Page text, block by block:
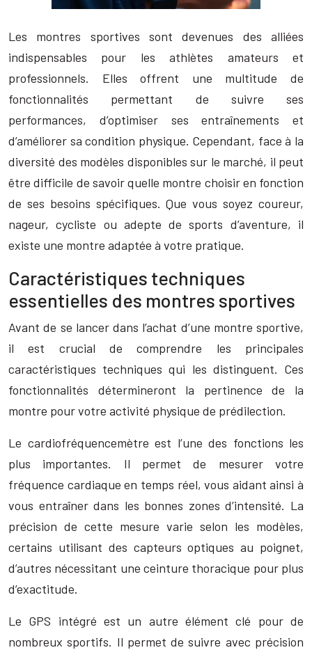
Les montres sportives sont devenues des alliées
indispensables pour les athlètes amateurs et
professionnels. Elles offrent une multitude de
fonctionnalités permettant de suivre ses
performances, d’optimiser ses entraînements et
d’améliorer sa condition physique. Cependant, face à la
diversité des modèles disponibles sur le marché, il peut
être difficile de savoir quelle montre choisir en fonction
de ses besoins spécifiques. Que vous soyez coureur,
nageur, cycliste ou adepte de sports d’aventure, il
existe une montre adaptée à votre pratique.
Caractéristiques techniques
essentielles des montres sportives
Avant de se lancer dans l’achat d’une montre sportive,
il est crucial de comprendre les principales
caractéristiques techniques qui les distinguent. Ces
fonctionnalités détermineront la pertinence de la
montre pour votre activité physique de prédilection.
Le cardiofréquencemètre est l’une des fonctions les
plus importantes. Il permet de mesurer votre
fréquence cardiaque en temps réel, vous aidant ainsi à
vous entraîner dans les bonnes zones d’intensité. La
précision de cette mesure varie selon les modèles,
certains utilisant des capteurs optiques au poignet,
d’autres nécessitant une ceinture thoracique pour plus
d’exactitude.
Le GPS intégré est un autre élément clé pour de
nombreux sportifs. Il permet de suivre avec précision